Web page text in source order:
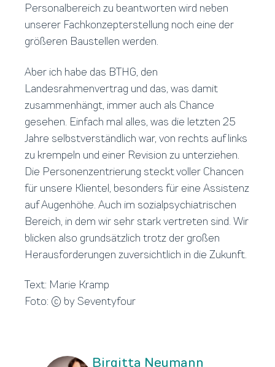
Personalbereich zu beantworten wird neben
unserer Fachkonzepterstellung noch eine der
größeren Baustellen werden.
Aber ich habe das BTHG, den
Landesrahmenvertrag und das, was damit
zusammenhängt, immer auch als Chance
gesehen. Einfach mal alles, was die letzten 25
Jahre selbstverständlich war, von rechts auf links
zu krempeln und einer Revision zu unterziehen.
Die Personenzentrierung steckt voller Chancen
für unsere Klientel, besonders für eine Assistenz
auf Augenhöhe. Auch im sozialpsychiatrischen
Bereich, in dem wir sehr stark vertreten sind. Wir
blicken also grundsätzlich trotz der großen
Herausforderungen zuversichtlich in die Zukunft.
Text: Marie Kramp
Foto: © by Seventyfour
Birgitta Neumann